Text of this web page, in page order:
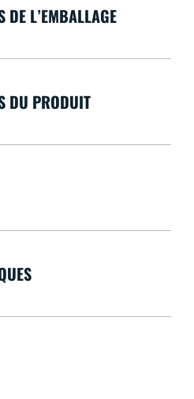
DE L’EMBALLAGE
DU PRODUIT